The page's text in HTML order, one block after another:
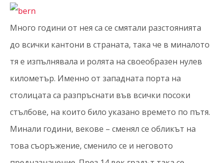
Много години от нея са се смятали разстоянията
до всички кантони в страната, така че в миналото
тя е изпълнявала и ролята на своеобразен нулев
километър. Именно от западната порта на
столицата са разпръснати във всички посоки
стълбове, на които било указано времето по пътя.
Минали години, векове – сменял се обликът на
това съоръжение, сменило се и неговото